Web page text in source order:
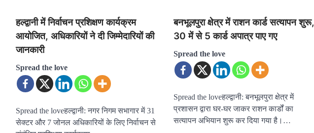
हल्द्वानी में निर्वाचन प्रशिक्षण कार्यक्रम
आयोजित, अधिकारियों ने दी जिम्मेदारियों की
जानकारी
Spread the love
Spread the loveहल्द्वानी: नगर निगम सभागार में 31
सेक्टर और 7 जोनल अधिकारियों के लिए निर्वाचन से
बनभूलपुरा क्षेत्र में राशन कार्ड सत्यापन शुरू,
30 में से 5 कार्ड अपात्र पाए गए
Spread the love
Spread the loveहल्द्वानी: बनभूलपुरा क्षेत्र में
प्रशासन द्वारा घर-घर जाकर राशन कार्डों का
सत्यापन अभियान शुरू कर दिया गया है।…